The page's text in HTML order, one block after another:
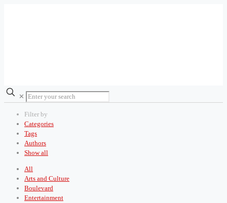
✕
Filter by
Categories
Tags
Authors
Show all
All
Arts and Culture
Boulevard
Entertainment